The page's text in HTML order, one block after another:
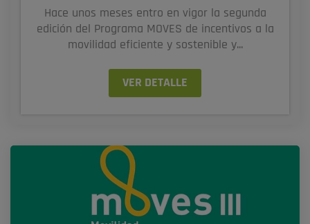
Hace unos meses entro en vigor la segunda
edición del Programa MOVES de incentivos a la
movilidad eficiente y sostenible y...
VER DETALLE